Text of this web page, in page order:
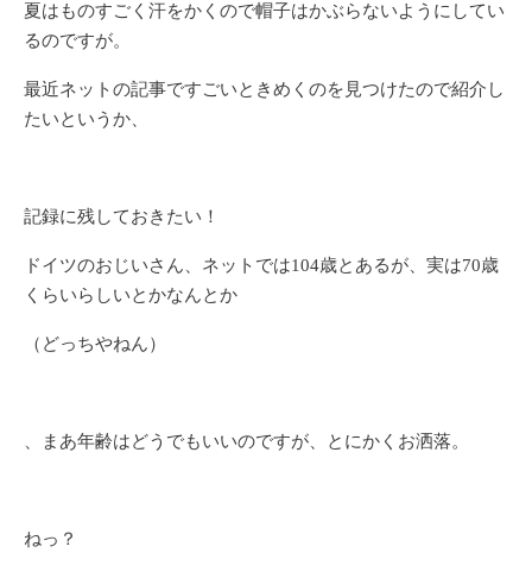
夏はものすごく汗をかくので帽子はかぶらないようにしてい
るのですが。
最近ネットの記事ですごいときめくのを見つけたので紹介し
たいというか、
記録に残しておきたい！
ドイツのおじいさん、ネットでは104歳とあるが、実は70歳
くらいらしいとかなんとか
（どっちやねん）
、まあ年齢はどうでもいいのですが、とにかくお洒落。
ねっ？